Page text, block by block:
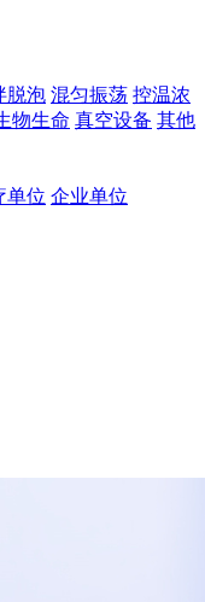
脱泡 混匀振荡 控温浓
物生命 真空设备 其他
单位 企业单位